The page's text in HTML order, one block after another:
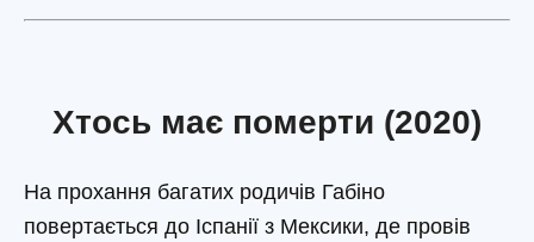
Хтось має померти (2020)
На прохання багатих родичів Габіно
повертається до Іспанії з Мексики, де провів